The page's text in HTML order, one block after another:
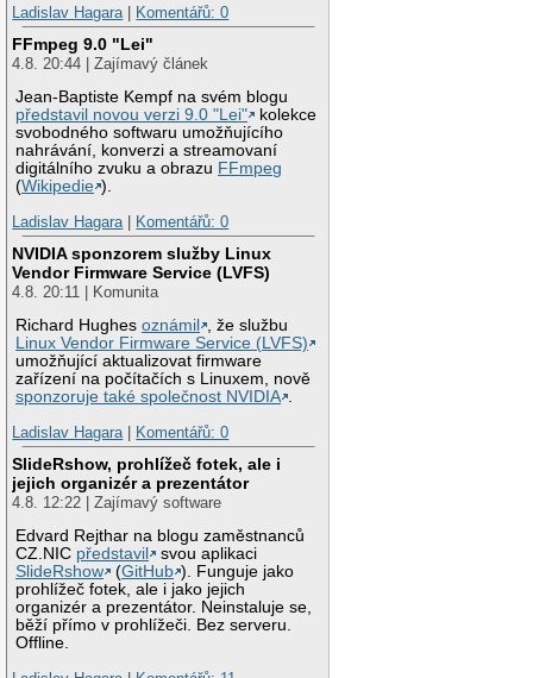
Ladislav Hagara| Komentářů: 0
FFmpeg 9.0 "Lei"
4.8. 20:44 | Zajímavý článek
Jean-Baptiste Kempf na svém blogu
představil novou verzi 9.0 "Lei"
kolekce
svobodného softwaru umožňujícího
nahrávání, konverzi a streamovaní
digitálního zvuku a obrazu FFmpeg
(Wikipedie ).
Ladislav Hagara| Komentářů: 0
NVIDIA sponzorem služby Linux
Vendor Firmware Service (LVFS)
4.8. 20:11 | Komunita
Richard Hughesoznámil
, že službu
Linux Vendor Firmware Service (LVFS)
umožňující aktualizovat firmware
zařízení na počítačích s Linuxem, nově
sponzoruje také společnost NVIDIA .
Ladislav Hagara| Komentářů: 0
SlideRshow, prohlížeč fotek, ale i
jejich organizér a prezentátor
4.8. 12:22 | Zajímavý software
Edvard Rejthar na blogu zaměstnanců
CZ.NIC představil
svou aplikaci
SlideRshow
(GitHub ). Funguje jako
prohlížeč fotek, ale i jako jejich
organizér a prezentátor. Neinstaluje se,
běží přímo v prohlížeči. Bez serveru.
Offline.